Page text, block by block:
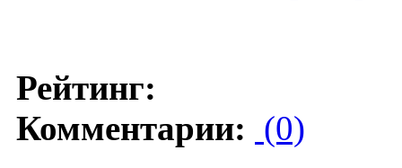
Рейтинг:
Комментарии: (0)